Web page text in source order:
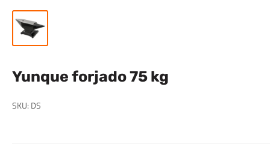
Yunque forjado 75 kg
SKU: DS